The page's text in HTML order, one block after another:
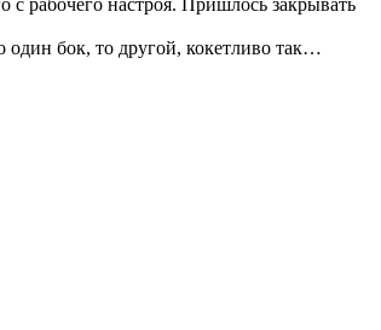
один бок, то другой, кокетливо так…